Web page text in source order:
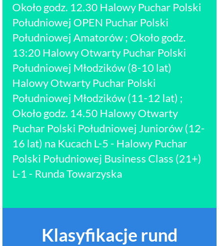
Około godz. 12.30 Halowy Puchar Polski
Południowej OPEN Puchar Polski
Południowej Amatorów ; Około godz.
13:20 Halowy Otwarty Puchar Polski
Południowej Młodzików (8-10 lat)
Halowy Otwarty Puchar Polski
Południowej Młodzików (11-12 lat) ;
Około godz. 14.50 Halowy Otwarty
Puchar Polski Południowej Juniorów (12-
16 lat) na Kucach L-5 - Halowy Puchar
Polski Południowej Business Class (21+)
L-1 - Runda Towarzyska
Klasyfikacje rund